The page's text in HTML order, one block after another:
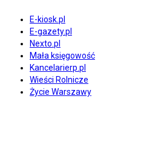
E-kiosk.pl
E-gazety.pl
Nexto.pl
Mała księgowość
Kancelarierp.pl
Wieści Rolnicze
Życie Warszawy